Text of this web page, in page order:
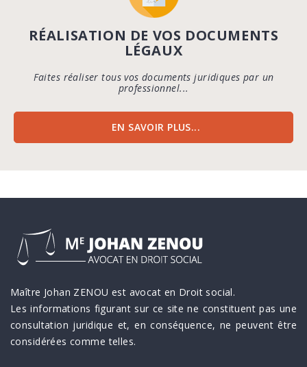
RÉALISATION DE VOS DOCUMENTS
LÉGAUX
Faites réaliser tous vos documents juridiques par un
professionnel...
EN SAVOIR PLUS...
Maître Johan ZENOU est avocat en Droit social.
Les informations figurant sur ce site ne constituent pas une
consultation juridique et, en conséquence, ne peuvent être
considérées comme telles.